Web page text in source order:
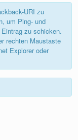
URI zu
um Ping- und
zu schicken.
rechten Maustaste
Explorer oder